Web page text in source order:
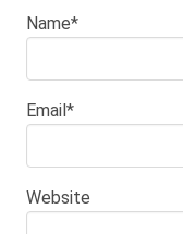
Name*
Email *
Website